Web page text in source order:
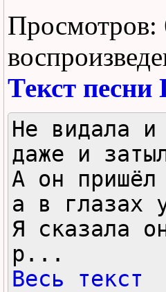
Просмотров:
Текст песни
Не видала и
даже и
А он
а в глазах
Я сказала
р...
Весь текст